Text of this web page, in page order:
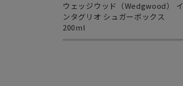
ウェッジウッド（Wedgwood） イ
ンタグリオ シュガーボックス
200ml